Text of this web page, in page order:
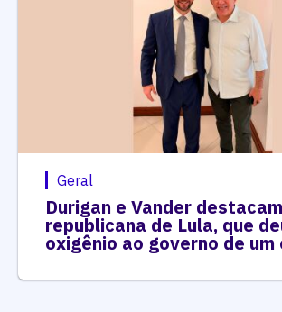
Geral
Durigan e Vander
republicana de Lula, que
oxigênio ao governo de